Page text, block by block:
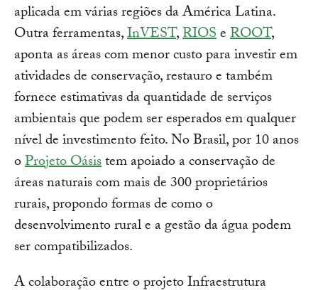
aplicada em várias regiões da América Latina.
Outra ferramentas,InVEST,RIOSeROOT,
aponta as áreas com menor custo para investir em
atividades de conservação, restauro e também
fornece estimativas da quantidade de serviços
ambientais que podem ser esperados em qualquer
nível de investimento feito. No Brasil, por 10 anos
oProjeto Oásistem apoiado a conservação de
áreas naturais com mais de 300 proprietários
rurais, propondo formas de como o
desenvolvimento rural e a gestão da água podem
ser compatibilizados.
A colaboração entre o projeto Infraestrutura